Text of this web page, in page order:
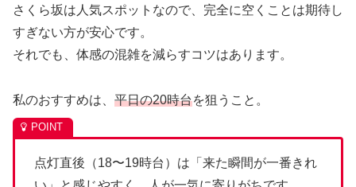
さくら坂は人気スポットなので、完全に空くことは期待し
すぎない方が安心です。
それでも、体感の混雑を減らすコツはあります。
私のおすすめは、 平日の20時台を狙うこと。
点灯直後（18〜19時台）は「来た瞬間が一番きれ